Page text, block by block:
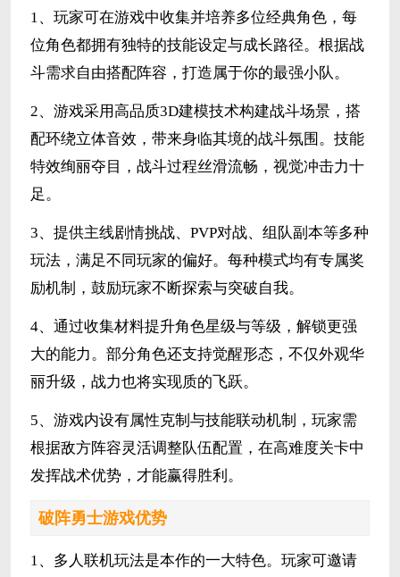
1、玩家可在游戏中收集并培养多位经典角色，每
位角色都拥有独特的技能设定与成长路径。根据战
斗需求自由搭配阵容，打造属于你的最强小队。
2、游戏采用高品质3D建模技术构建战斗场景，搭
配环绕立体音效，带来身临其境的战斗氛围。技能
特效绚丽夺目，战斗过程丝滑流畅，视觉冲击力十
足。
3、提供主线剧情挑战、PVP对战、组队副本等多种
玩法，满足不同玩家的偏好。每种模式均有专属奖
励机制，鼓励玩家不断探索与突破自我。
4、通过收集材料提升角色星级与等级，解锁更强
大的能力。部分角色还支持觉醒形态，不仅外观华
丽升级，战力也将实现质的飞跃。
5、游戏内设有属性克制与技能联动机制，玩家需
根据敌方阵容灵活调整队伍配置，在高难度关卡中
发挥战术优势，才能赢得胜利。
破阵勇士游戏优势
1、多人联机玩法是本作的一大特色。玩家可邀请